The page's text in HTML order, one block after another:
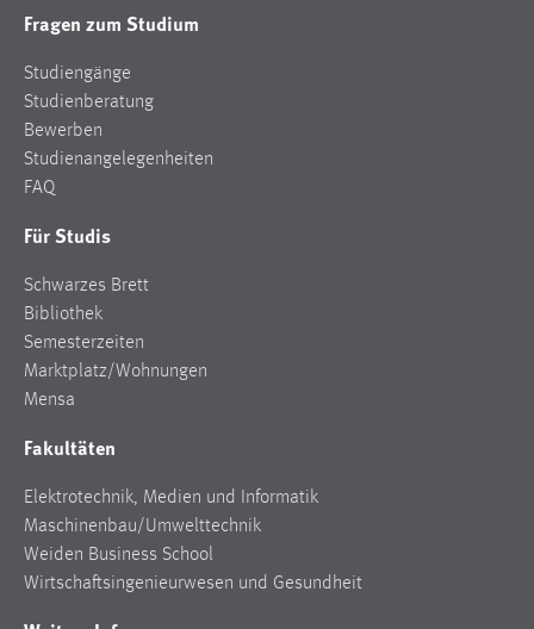
Fragen zum Studium
Studiengänge
Studienberatung
Bewerben
Studienangelegenheiten
FAQ
Für Studis
Schwarzes Brett
Bibliothek
Semesterzeiten
Marktplatz/Wohnungen
Mensa
Fakultäten
Elektrotechnik, Medien und Informatik
Maschinenbau/Umwelttechnik
Weiden Business School
Wirtschaftsingenieurwesen und Gesundheit